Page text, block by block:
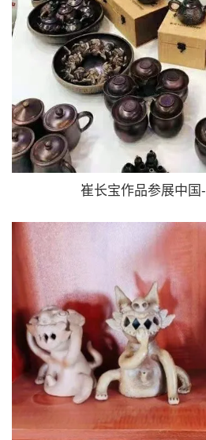
崔长宝作品参展中国-